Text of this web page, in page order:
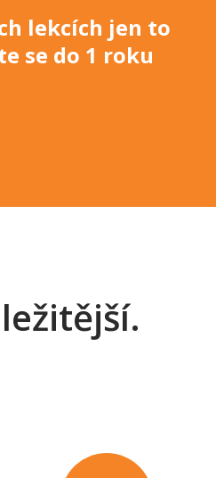
lekcích jen to
se do 1 roku